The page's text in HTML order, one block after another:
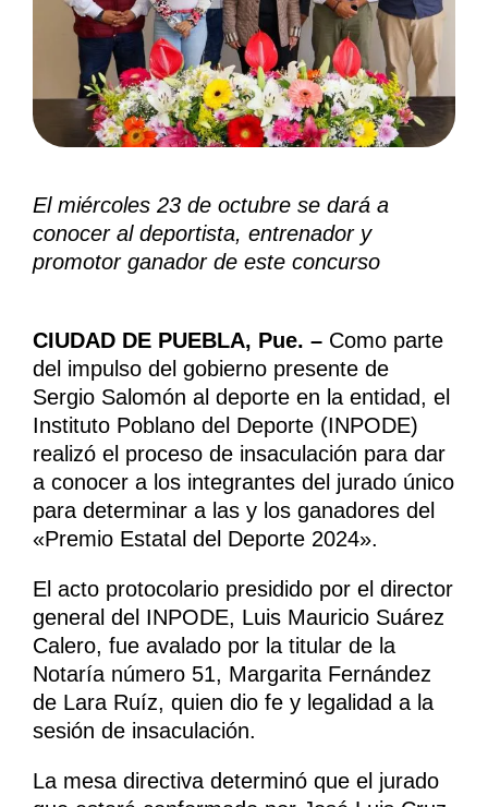
El miércoles 23 de octubre se dará a
conocer al deportista, entrenador y
promotor ganador de este concurso
CIUDAD DE PUEBLA, Pue. – Como parte
del impulso del gobierno presente de
Sergio Salomón al deporte en la entidad, el
Instituto Poblano del Deporte (INPODE)
realizó el proceso de insaculación para dar
a conocer a los integrantes del jurado único
para determinar a las y los ganadores del
«Premio Estatal del Deporte 2024».
El acto protocolario presidido por el director
general del INPODE, Luis Mauricio Suárez
Calero, fue avalado por la titular de la
Notaría número 51, Margarita Fernández
de Lara Ruíz, quien dio fe y legalidad a la
sesión de insaculación.
La mesa directiva determinó que el jurado